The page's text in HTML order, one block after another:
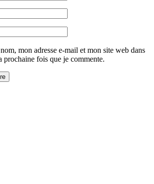
mon adresse e-mail et mon site web dans
prochaine fois que je commente.